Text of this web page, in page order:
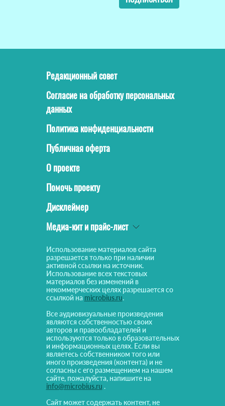
Редакционный совет
Согласие на обработку персональных
данных
Политика конфиденциальности
Публичная оферта
О проекте
Помочь проекту
Дисклеймер
Медиа-кит и прайс-лист
Использование материалов сайта
разрешается только при наличии
активной ссылки на источник.
Использование всех текстовых
материалов без изменений в
некоммерческих целях разрешается со
ссылкой на microbius.ru.
Все аудиовизуальные произведения
являются собственностью своих
авторов и правообладателей и
используются только в образовательных
и информационных целях. Если вы
являетесь собственником того или
иного произведения (контента) и не
согласны с его размещением на нашем
сайте, пожалуйста, напишите на
info@microbius.ru .
Сайт может содержать контент, не